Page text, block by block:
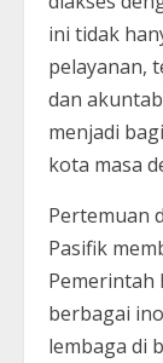
ini tidak
pelayanan,
dan
menjadi
kota masa
Pertemuan
Pasifik
Pemerintah
berbagai
lembaga di